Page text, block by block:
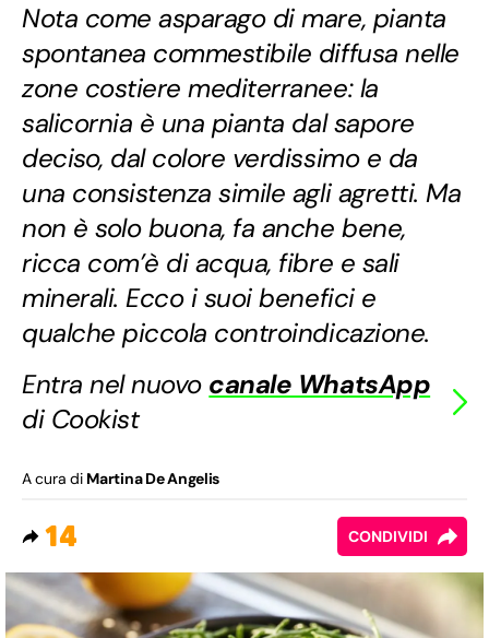
Nota come asparago di mare, pianta
spontanea commestibile diffusa nelle
zone costiere mediterranee: la
salicornia è una pianta dal sapore
deciso, dal colore verdissimo e da
una consistenza simile agli agretti. Ma
non è solo buona, fa anche bene,
ricca com’è di acqua, fibre e sali
minerali. Ecco i suoi benefici e
qualche piccola controindicazione.
Entra nel nuovo canale WhatsApp
di Cookist
A cura di Martina De Angelis
14 CONDIVIDI